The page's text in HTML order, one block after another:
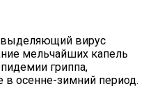
выделяющий вирус
мельчайших капель
гриппа,
осенне-зимний период.